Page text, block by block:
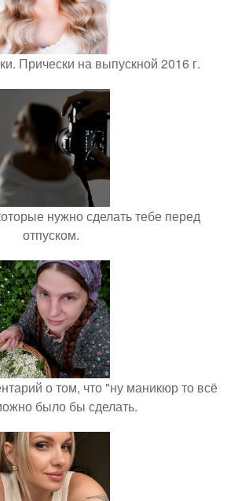
Прически на выпускной 2016 г.
нужно сделать тебе перед
отпуском.
о том, что "ну маникюр то всё
было бы сделать.